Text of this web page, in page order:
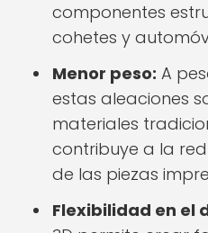
componentes
cohetes y
Menor peso: A
estas aleaciones
materiales
contribuye a la
de las piezas
Flexibilidad en el